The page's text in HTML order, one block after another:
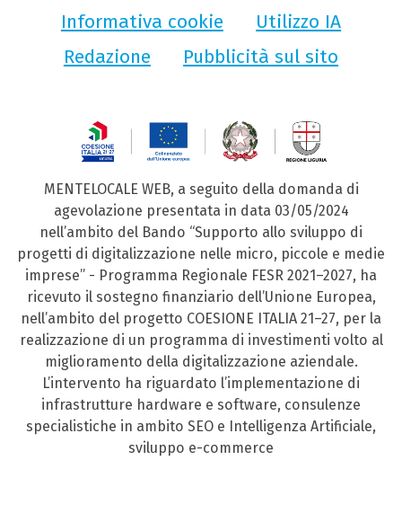
Informativa cookie
Utilizzo IA
Redazione
Pubblicità sul sito
MENTELOCALE WEB, a seguito della domanda di
agevolazione presentata in data 03/05/2024
nell’ambito del Bando “Supporto allo sviluppo di
progetti di digitalizzazione nelle micro, piccole e medie
imprese” - Programma Regionale FESR 2021–2027, ha
ricevuto il sostegno finanziario dell’Unione Europea,
nell’ambito del progetto COESIONE ITALIA 21–27, per la
realizzazione di un programma di investimenti volto al
miglioramento della digitalizzazione aziendale.
L’intervento ha riguardato l’implementazione di
infrastrutture hardware e software, consulenze
specialistiche in ambito SEO e Intelligenza Artificiale,
sviluppo e-commerce